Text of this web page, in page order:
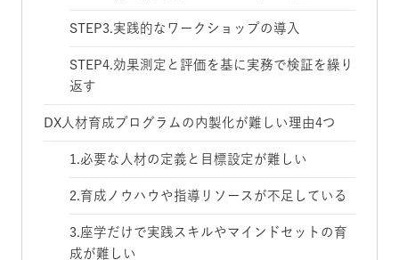
STEP3.実践的なワークショップの導入
STEP4.効果測定と評価を基に実務で検証を繰り
返す
DX人材育成プログラムの内製化が難しい理由4つ
1.必要な人材の定義と目標設定が難しい
2.育成ノウハウや指導リソースが不足している
3.座学だけで実践スキルやマインドセットの育
成が難しい